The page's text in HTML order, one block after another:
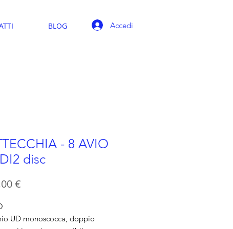
BLOG Accedi
- 8 AVIO
disc
€
UD monoscocca, doppio